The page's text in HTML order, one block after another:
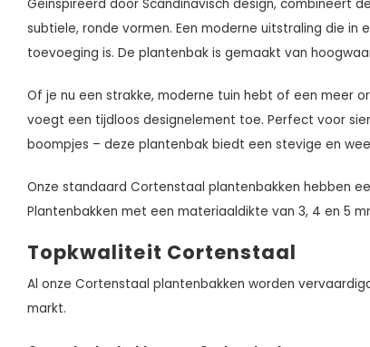
Geïnspireerd door Scandinavisch design, combineert
subtiele, ronde vormen. Een moderne uitstraling die in
toevoeging is. De plantenbak is gemaakt van
Of je nu een strakke, moderne tuin hebt of een meer
voegt een tijdloos designelement toe. Perfect voor
boompjes – deze plantenbak biedt een stevige en
Onze standaard Cortenstaal plantenbakken hebben
Plantenbakken met een materiaaldikte van 3, 4 en 5
Topkwaliteit Cortenstaal
Al onze Cortenstaal plantenbakken worden
markt.